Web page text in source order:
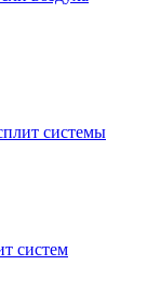
системы
систем